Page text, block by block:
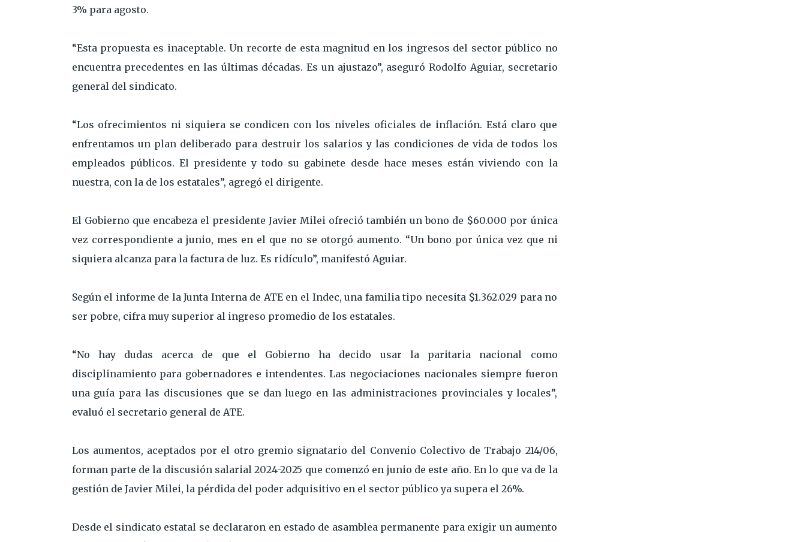
3% para agosto.
“Esta propuesta es inaceptable. Un recorte de esta magnitud en los ingresos del sector público no
encuentra precedentes en las últimas décadas. Es un ajustazo”, aseguró Rodolfo Aguiar, secretario
general del sindicato.
“Los ofrecimientos ni siquiera se condicen con los niveles oficiales de inflación. Está claro que
enfrentamos un plan deliberado para destruir los salarios y las condiciones de vida de todos los
empleados públicos. El presidente y todo su gabinete desde hace meses están viviendo con la
nuestra, con la de los estatales”, agregó el dirigente.
El Gobierno que encabeza el presidente Javier Milei ofreció también un bono de $60.000 por única
vez correspondiente a junio, mes en el que no se otorgó aumento. “Un bono por única vez que ni
siquiera alcanza para la factura de luz. Es ridículo”, manifestó Aguiar.
Según el informe de la Junta Interna de ATE en el Indec, una familia tipo necesita $1.362.029 para no
ser pobre, cifra muy superior al ingreso promedio de los estatales.
“No hay dudas acerca de que el Gobierno ha decido usar la paritaria nacional como
disciplinamiento para gobernadores e intendentes. Las negociaciones nacionales siempre fueron
una guía para las discusiones que se dan luego en las administraciones provinciales y locales”,
evaluó el secretario general de ATE.
Los aumentos, aceptados por el otro gremio signatario del Convenio Colectivo de Trabajo 214/06,
forman parte de la discusión salarial 2024-2025 que comenzó en junio de este año. En lo que va de la
gestión de Javier Milei, la pérdida del poder adquisitivo en el sector público ya supera el 26%.
Desde el sindicato estatal se declararon en estado de asamblea permanente para exigir un aumento